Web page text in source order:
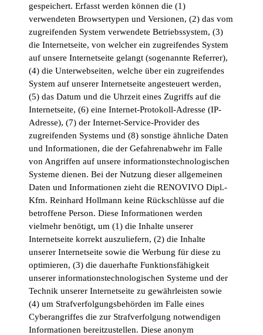
gespeichert. Erfasst werden können die (1)
verwendeten Browsertypen und Versionen, (2) das vom
zugreifenden System verwendete Betriebssystem, (3)
die Internetseite, von welcher ein zugreifendes System
auf unsere Internetseite gelangt (sogenannte Referrer),
(4) die Unterwebseiten, welche über ein zugreifendes
System auf unserer Internetseite angesteuert werden,
(5) das Datum und die Uhrzeit eines Zugriffs auf die
Internetseite, (6) eine Internet-Protokoll-Adresse (IP-
Adresse), (7) der Internet-Service-Provider des
zugreifenden Systems und (8) sonstige ähnliche Daten
und Informationen, die der Gefahrenabwehr im Falle
von Angriffen auf unsere informationstechnologischen
Systeme dienen. Bei der Nutzung dieser allgemeinen
Daten und Informationen zieht die RENOVIVO Dipl.-
Kfm. Reinhard Hollmann keine Rückschlüsse auf die
betroffene Person. Diese Informationen werden
vielmehr benötigt, um (1) die Inhalte unserer
Internetseite korrekt auszuliefern, (2) die Inhalte
unserer Internetseite sowie die Werbung für diese zu
optimieren, (3) die dauerhafte Funktionsfähigkeit
unserer informationstechnologischen Systeme und der
Technik unserer Internetseite zu gewährleisten sowie
(4) um Strafverfolgungsbehörden im Falle eines
Cyberangriffes die zur Strafverfolgung notwendigen
Informationen bereitzustellen. Diese anonym